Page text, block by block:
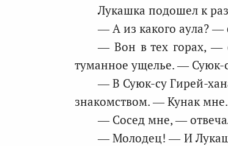
Лукашка подошел к
— А из какого аула? —
— Вон в тех горах, —
туманное ущелье. — Суюк-
— В Суюк-су Гирей-
знакомством. — Кунак мне.
— Сосед мне, —
— Молодец! — И